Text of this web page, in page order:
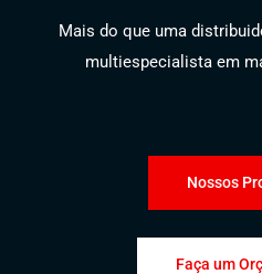
Mais do que uma
multiespecialista em
Nossos
Faça um